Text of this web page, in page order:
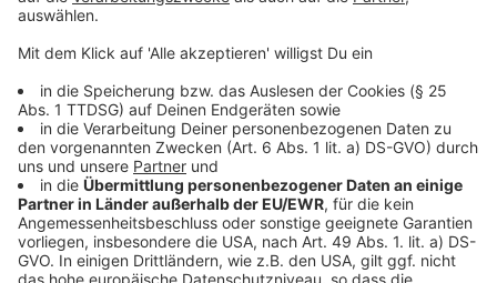
Heimat vertrauen uns und wir sind für sie persönlicher
Ansprechpartner und moderner digitaler Dienstleister
zugleich. Ich werde weiterhin dafür Sorge tragen, dass
unsere 57 Sparkassen den Rücken frei haben für ihre
eigentliche Arbeit, das Kundengeschäft. An Aufgaben
mangelt es nicht, auch wenn wir gemeinsam schon
viele Weichen richtig gestellt haben", so die
Verbandsmanagerin, die seit 2017 mit ihrem Mann in
Münster lebt.
Anzeige